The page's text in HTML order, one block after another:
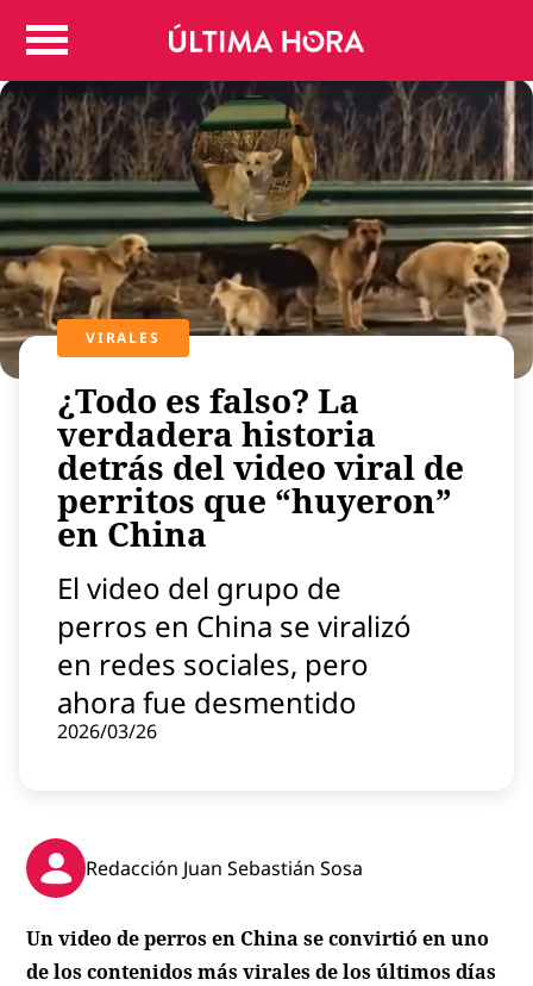
Colombia
Judicial
Politica
Regiones
Deportes
Positivas
Entretenimiento
Vida
Mundo
Virales
Tecnología
Economía
Estilo de vida
Contenido patrocinado
Instagram
VIRALES
¿Todo es falso? La
verdadera historia
detrás del video viral de
perritos que “huyeron”
en China
El video del grupo de
perros en China se viralizó
en redes sociales, pero
ahora fue desmentido
2026/03/26
Redacción Juan Sebastián Sosa
Un video de perros en China se convirtió en uno
de los contenidos más virales de los últimos días